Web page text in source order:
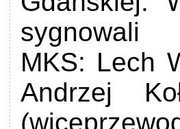
sygnowali
MKS: Lech
Andrzej